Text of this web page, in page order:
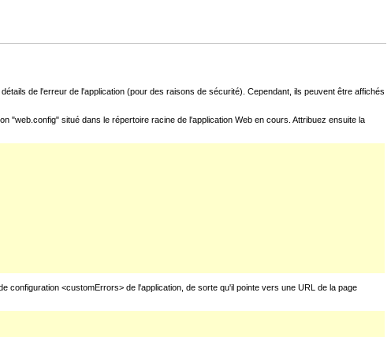
de l'erreur de l'application (pour des raisons de sécurité). Cependant, ils peuvent être affichés
situé dans le répertoire racine de l'application Web en cours. Attribuez ensuite la
configuration <customErrors> de l'application, de sorte qu'il pointe vers une URL de la page